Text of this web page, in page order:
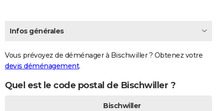
Infos générales
Vous prévoyez de déménager à Bischwiller ? Obtenez votre
devis déménagement.
Quel est le code postal de Bischwiller ?
Bischwiller